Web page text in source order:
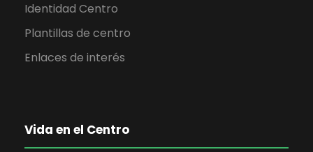
Identidad Centro
Plantillas de centro
Enlaces de interés
Vida en el Centro